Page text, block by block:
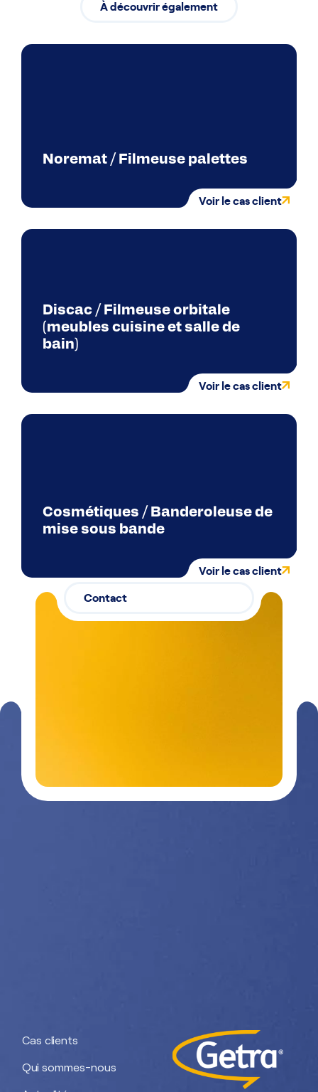
À découvrir également
Noremat / Filmeuse palettes
Voir le cas client
Discac / Filmeuse orbitale
(meubles cuisine et salle de
bain)
Voir le cas client
Cosmétiques / Banderoleuse de
mise sous bande
Voir le cas client
Contact
Cas clients
Qui sommes-nous